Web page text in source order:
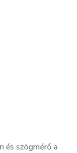
és szögmérő a